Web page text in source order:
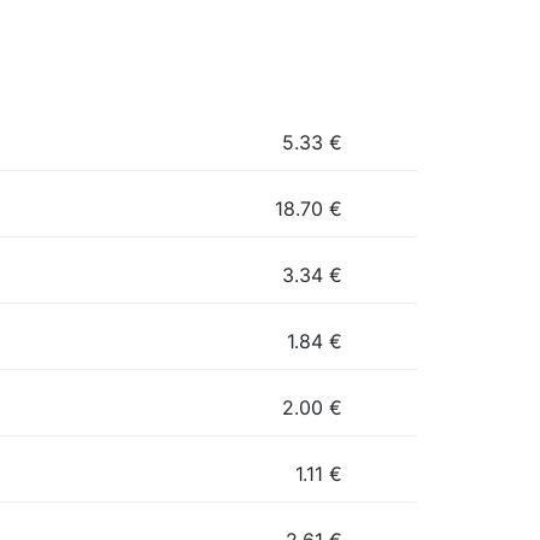
5.33 €
18.70 €
3.34 €
1.84 €
2.00 €
1.11 €